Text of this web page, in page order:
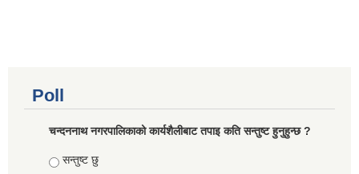
Poll
चन्दननाथ नगरपालिकाको कार्यशैलीबाट तपाइ कति सन्तुष्ट हुनुहुन्छ ?
Choices
सन्तुष्ट छु